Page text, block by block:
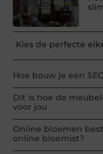
Kies de perfecte
Hoe bouw je een
Dit is hoe de
voor jou
Online bloemen
online bloemist?